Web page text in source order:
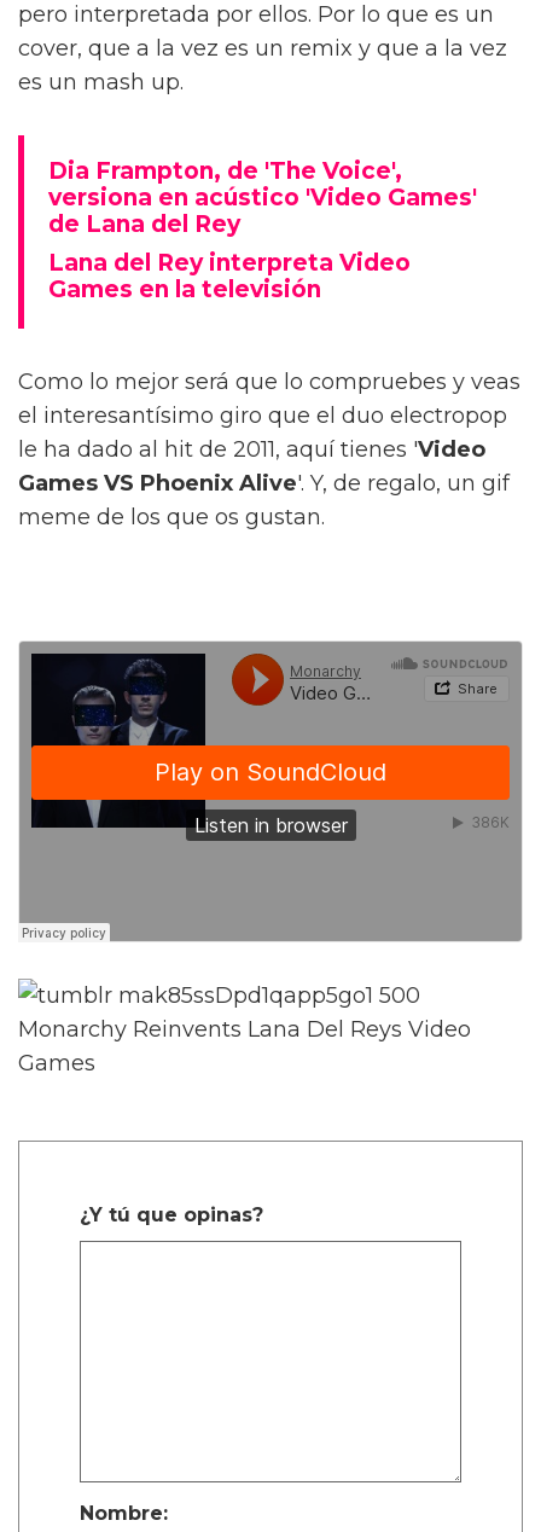
pero interpretada por ellos. Por lo que es un
cover, que a la vez es un remix y que a la vez
es un mash up.
Dia Frampton, de 'The Voice',
versiona en acústico 'Video Games'
de Lana del Rey
Lana del Rey interpreta Video
Games en la televisión
Como lo mejor será que lo compruebes y veas
el interesantísimo giro que el duo electropop
le ha dado al hit de 2011, aquí tienes 'Video
Games VS Phoenix Alive'. Y, de regalo, un gif
meme de los que os gustan.
¿Y tú que opinas?
Nombre: